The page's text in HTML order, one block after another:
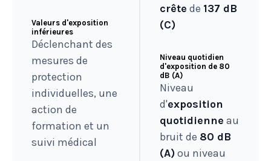
Valeurs d'exposition
inférieures
Déclenchant des
mesures de
protection
individuelles, une
action de
formation et un
suivi médical
crête de 137 dB
(C)
Niveau quotidien
d'exposition de 80
dB (A)
Niveau
d'exposition
quotidienne au
bruit de 80 dB
(A)ou niveau